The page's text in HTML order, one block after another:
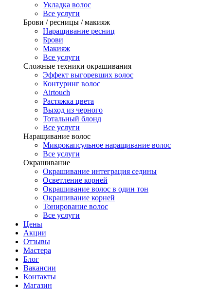
Укладка волос
Все услуги
Брови / ресницы / макияж
Наращивание ресниц
Брови
Макияж
Все услуги
Сложные техники окрашивания
Эффект выгоревших волос
Контуринг волос
Airtouch
Растяжка цвета
Выход из черного
Тотальный блонд
Все услуги
Наращивание волос
Микрокапсульное наращивание волос
Все услуги
Окрашивание
Окрашивание интеграция седины
Осветление корней
Окрашивание волос в один тон
Окрашивание корней
Тонирование волос
Все услуги
Цены
Акции
Отзывы
Мастера
Блог
Вакансии
Контакты
Магазин